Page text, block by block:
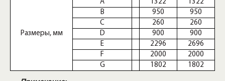
Размеры, мм
A
В
С
D
E
F
G
1322
1322
950
950
260
260
900
900
2296
2696
2000
2000
1802 1802